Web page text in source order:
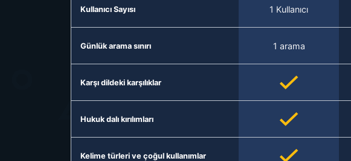
Kullanıcı Sayısı 1 Kullanıcı
Günlük arama sınırı 1 arama
Karşı dildeki karşılıklar
Hukuk dalı kırılımları
Kelime türleri ve çoğul kullanımlar